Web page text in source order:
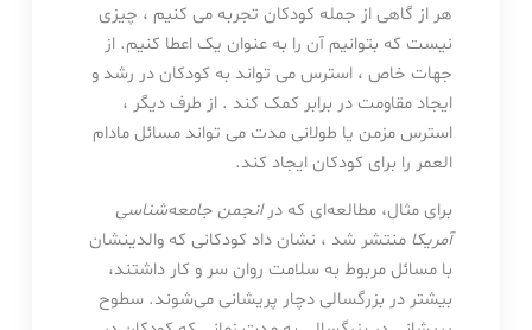
هر از گاهی از جمله کودکان تجربه می کنیم ، چیزی
نیست که بتوانیم آن را به عنوان یک اعطا کنیم. از
جهات خاص ، استرس می تواند به کودکان در رشد و
ایجاد مقاومت در برابر کمک کند . از طرف دیگر ،
استرس مزمن یا طولانی مدت می تواند مسائل مادام
العمر را برای کودکان ایجاد کند.
برای مثال، مطالعه‌ای که درانجمن جامعه‌شناسی
آمریکا منتشر شد ، نشان داد کودکانی که والدینشان
با مسائل مربوط به سلامت روان سر و کار داشتند،
بیشتر در بزرگسالی دچار پریشانی می‌شوند. سطوح